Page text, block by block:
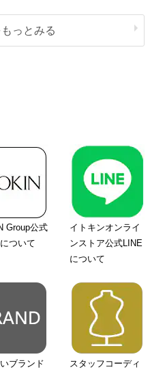
っとみる
Group公式
ついて
イトキンオンライ
ンストア公式LINE
について
ブランド
スタッフコーディ